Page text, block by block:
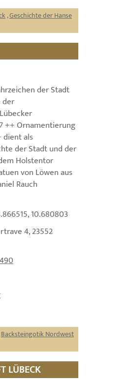
,Geschichte der Hanse
der Stadt
der
++ Ornamentierung
dient als
der Stadt und der
Holstentor
von Löwen aus
Rauch
10.680803
4, 23552
Backsteingotik Nordwest
LÜBECK